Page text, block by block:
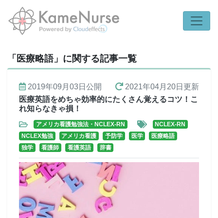
「医療略語」に関する記事一覧
2019年09月03日 公開 2021年04月20日 更新
医療英語をめちゃ効率的にたくさん覚えるコツ！こ
れ知らなきゃ損！
アメリカ看護勉強法・NCLEX-RN
NCLEX-RN
NCLEX勉強
アメリカ看護 予防学 医学
医療略語
独学
看護師 看護英語 辞書